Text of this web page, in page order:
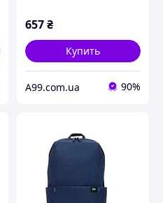
657₴
Купить
A99.com.ua 90%